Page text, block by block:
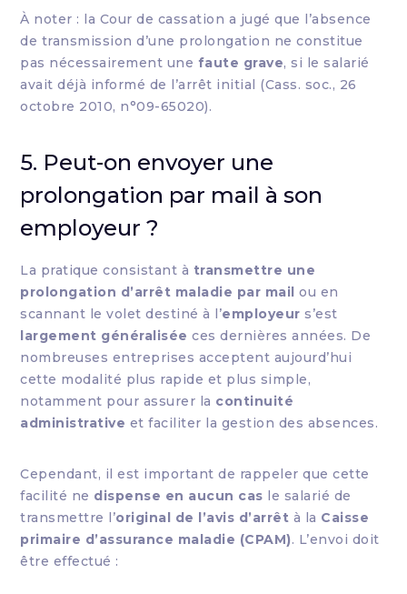
À noter : la Cour de cassation a jugé que l’absence
de transmission d’une prolongation ne constitue
pas nécessairement une faute grave, si le salarié
avait déjà informé de l’arrêt initial (Cass. soc., 26
octobre 2010, n°09-65020).
5. Peut-on envoyer une
prolongation par mail à son
employeur ?
La pratique consistant à transmettre une
prolongation d’arrêt maladie par mail ou en
scannant le volet destiné à l’employeur s’est
largement généralisée ces dernières années. De
nombreuses entreprises acceptent aujourd’hui
cette modalité plus rapide et plus simple,
notamment pour assurer la continuité
administrative et faciliter la gestion des absences.
Cependant, il est important de rappeler que cette
facilité ne dispense en aucun cas le salarié de
transmettre l’original de l’avis d’arrêt à la Caisse
primaire d’assurance maladie (CPAM). L’envoi doit
être effectué :